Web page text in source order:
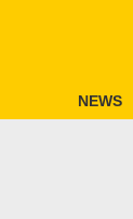
NEWS